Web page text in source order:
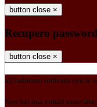
button close ×
Recupero password
button close ×
all'indirizzo indicato con le
Non hai una e-mail